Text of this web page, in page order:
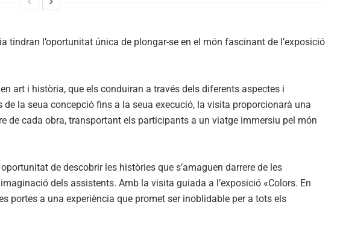
tindran l’oportunitat única de plongar-se en el món fascinant de l’exposició
art i història, que els conduiran a través dels diferents aspectes i
la seua concepció fins a la seua execució, la visita proporcionarà una
de cada obra, transportant els participants a un viatge immersiu pel món
de descobrir les històries que s’amaguen darrere de les
dels assistents. Amb la visita guiada a l’exposició «Colors. En
portes a una experiència que promet ser inoblidable per a tots els